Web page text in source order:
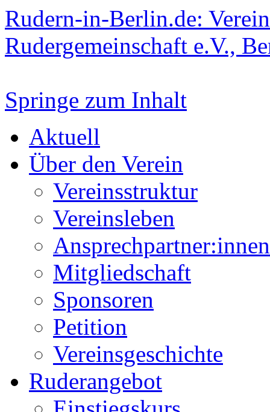
Rudern-in-Berlin.de:
Rudergemeinschaft e.V.,
Springe zum Inhalt
Aktuell
Über den Verein
Vereinsstruktur
Vereinsleben
Ansprechpartner:innen
Mitgliedschaft
Sponsoren
Petition
Vereinsgeschichte
Ruderangebot